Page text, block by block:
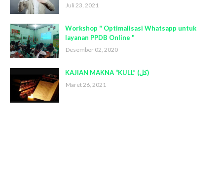
Juli 23, 2021
Workshop " Optimalisasi Whatsapp untuk
layanan PPDB Online "
Desember 02, 2020
KAJIAN MAKNA “KULL” (كل)
Maret 26, 2021